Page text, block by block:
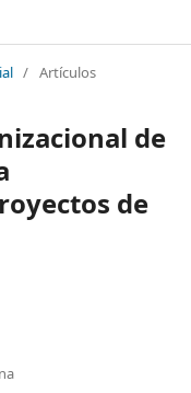
/ Artículos
de
de